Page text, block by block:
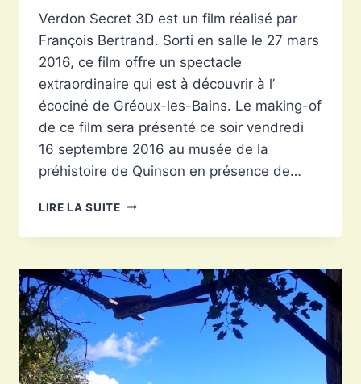
Verdon Secret 3D est un film réalisé par
François Bertrand. Sorti en salle le 27 mars
2016, ce film offre un spectacle
extraordinaire qui est à découvrir à l’
écociné de Gréoux-les-Bains. Le making-of
de ce film sera présenté ce soir vendredi
16 septembre 2016 au musée de la
préhistoire de Quinson en présence de…
LIRE LA SUITEVERDON
3D,
MAKING-
OF
À
QUINSON